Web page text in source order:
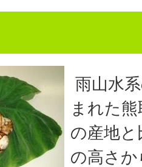
雨山水
まれた
の産地
の高さ